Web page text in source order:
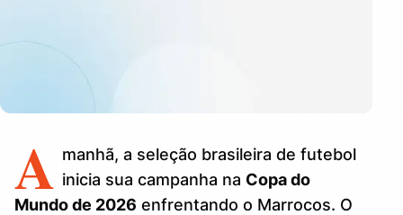
A manhã, a seleção brasileira de futebol
inicia sua campanha na Copa do
Mundo de 2026 enfrentando o Marrocos. O